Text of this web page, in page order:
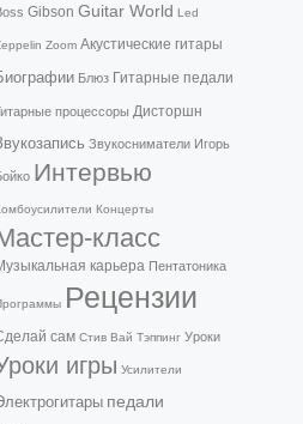
Gibson Guitar World Led
Zoom Акустические гитары
Блюз Гитарные педали
процессоры Дисторшн
Звукосниматели Игорь
Интервью
Концерты
класс
карьера Пентатоника
Рецензии
сам Стив Вай Тэппинг Уроки
игры Усилители
педали